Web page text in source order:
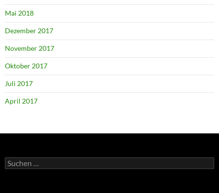
Mai 2018
Dezember 2017
November 2017
Oktober 2017
Juli 2017
April 2017
Suchen
nach: